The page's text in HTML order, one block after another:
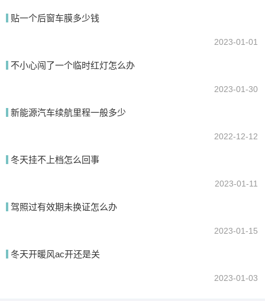
贴一个后窗车膜多少钱
2023-01-01
不小心闯了一个临时红灯怎么办
2023-01-30
新能源汽车续航里程一般多少
2022-12-12
冬天挂不上档怎么回事
2023-01-11
驾照过有效期未换证怎么办
2023-01-15
冬天开暖风ac开还是关
2023-01-03